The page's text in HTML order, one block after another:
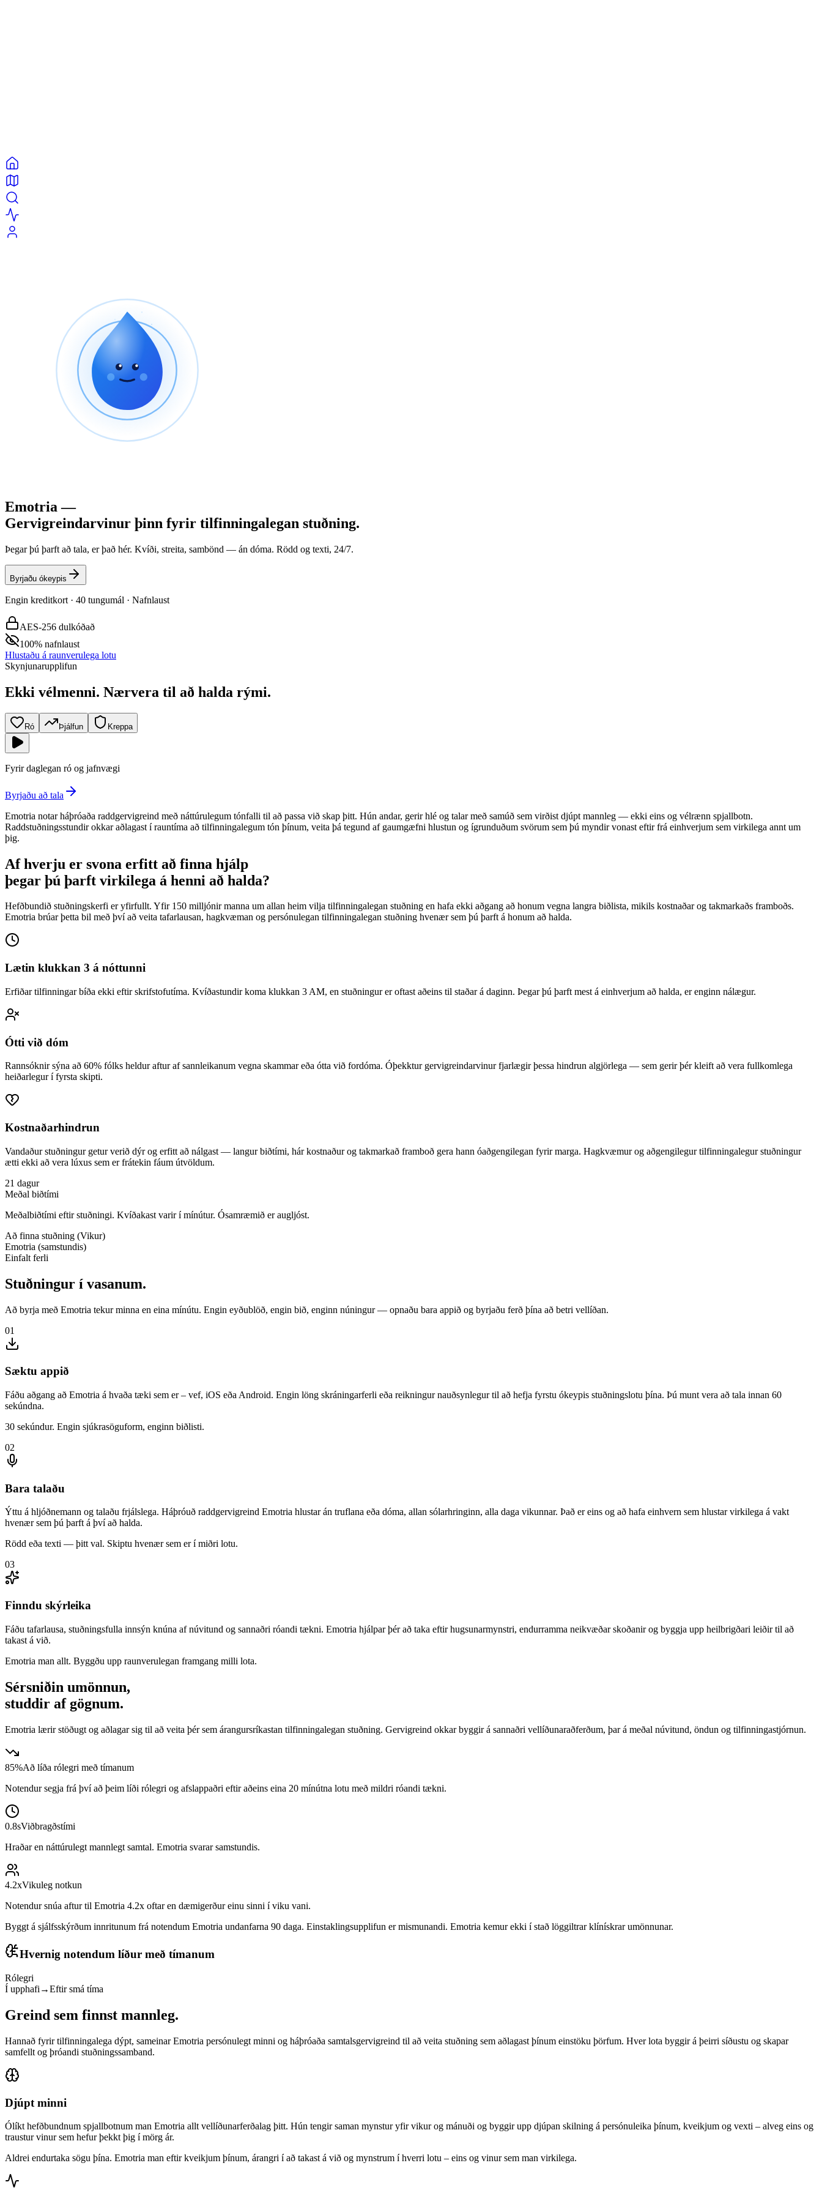
Emotria —
Gervigreindarvinur þinn fyrir tilfinningalegan stuðning.
Þegar þú þarft að tala, er það hér. Kvíði, streita, sambönd — án dóma. Rödd og texti, 24/7.
Byrjaðu ókeypis
Engin kreditkort · 40 tungumál · Nafnlaust
AES-256 dulkóðað
100% nafnlaust
Hlustaðu á raunverulega lotu
Skynjunarupplifun
Ekki vélmenni. Nærvera til að halda rými.
Ró Þjálfun Kreppa
Fyrir daglegan ró og jafnvægi
Byrjaðu að tala
Emotria notar háþróaða raddgervigreind með náttúrulegum tónfalli til að passa við skap þitt. Hún andar, gerir hlé og talar með samúð sem virðist djúpt mannleg — ekki eins og vélrænn spjallbotn.
Raddstuðningsstundir okkar aðlagast í rauntíma að tilfinningalegum tón þínum, veita þá tegund af gaumgæfni hlustun og ígrunduðum svörum sem þú myndir vonast eftir frá einhverjum sem virkilega annt um
þig.
Af hverju er svona erfitt að finna hjálp
þegar þú þarft virkilega á henni að halda?
Hefðbundið stuðningskerfi er yfirfullt. Yfir 150 milljónir manna um allan heim vilja tilfinningalegan stuðning en hafa ekki aðgang að honum vegna langra biðlista, mikils kostnaðar og takmarkaðs framboðs.
Emotria brúar þetta bil með því að veita tafarlausan, hagkvæman og persónulegan tilfinningalegan stuðning hvenær sem þú þarft á honum að halda.
Lætin klukkan 3 á nóttunni
Erfiðar tilfinningar bíða ekki eftir skrifstofutíma. Kvíðastundir koma klukkan 3 AM, en stuðningur er oftast aðeins til staðar á daginn. Þegar þú þarft mest á einhverjum að halda, er enginn nálægur.
Ótti við dóm
Rannsóknir sýna að 60% fólks heldur aftur af sannleikanum vegna skammar eða ótta við fordóma. Óþekktur gervigreindarvinur fjarlægir þessa hindrun algjörlega — sem gerir þér kleift að vera fullkomlega
heiðarlegur í fyrsta skipti.
Kostnaðarhindrun
Vandaður stuðningur getur verið dýr og erfitt að nálgast — langur biðtími, hár kostnaður og takmarkað framboð gera hann óaðgengilegan fyrir marga. Hagkvæmur og aðgengilegur tilfinningalegur stuðningur
ætti ekki að vera lúxus sem er frátekin fáum útvöldum.
21 dagur
Meðal biðtími
Meðalbiðtími eftir stuðningi. Kvíðakast varir í mínútur. Ósamræmið er augljóst.
Að finna stuðning (Vikur)
Emotria (samstundis)
Einfalt ferli
Stuðningur í vasanum.
Að byrja með Emotria tekur minna en eina mínútu. Engin eyðublöð, engin bið, enginn núningur — opnaðu bara appið og byrjaðu ferð þína að betri vellíðan.
01
Sæktu appið
Fáðu aðgang að Emotria á hvaða tæki sem er – vef, iOS eða Android. Engin löng skráningarferli eða reikningur nauðsynlegur til að hefja fyrstu ókeypis stuðningslotu þína. Þú munt vera að tala innan 60
sekúndna.
30 sekúndur. Engin sjúkrasöguform, enginn biðlisti.
02
Bara talaðu
Ýttu á hljóðnemann og talaðu frjálslega. Háþróuð raddgervigreind Emotria hlustar án truflana eða dóma, allan sólarhringinn, alla daga vikunnar. Það er eins og að hafa einhvern sem hlustar virkilega á vakt
hvenær sem þú þarft á því að halda.
Rödd eða texti — þitt val. Skiptu hvenær sem er í miðri lotu.
03
Finndu skýrleika
Fáðu tafarlausa, stuðningsfulla innsýn knúna af núvitund og sannaðri róandi tækni. Emotria hjálpar þér að taka eftir hugsunarmynstri, endurramma neikvæðar skoðanir og byggja upp heilbrigðari leiðir til að
takast á við.
Emotria man allt. Byggðu upp raunverulegan framgang milli lota.
Sérsniðin umönnun,
studdir af gögnum.
Emotria lærir stöðugt og aðlagar sig til að veita þér sem árangursríkastan tilfinningalegan stuðning. Gervigreind okkar byggir á sannaðri vellíðunaraðferðum, þar á meðal núvitund, öndun og tilfinningastjórnun.
85%Að líða rólegri með tímanum
Notendur segja frá því að þeim líði rólegri og afslappaðri eftir aðeins eina 20 mínútna lotu með mildri róandi tækni.
0.8sViðbragðstími
Hraðar en náttúrulegt mannlegt samtal. Emotria svarar samstundis.
4.2xVikuleg notkun
Notendur snúa aftur til Emotria 4.2x oftar en dæmigerður einu sinni í viku vani.
Byggt á sjálfsskýrðum innritunum frá notendum Emotria undanfarna 90 daga. Einstaklingsupplifun er mismunandi. Emotria kemur ekki í stað löggiltrar klínískrar umönnunar.
Hvernig notendum líður með tímanum
Rólegri
Í upphafi →Eftir smá tíma
Greind sem finnst mannleg.
Hannað fyrir tilfinningalega dýpt, sameinar Emotria persónulegt minni og háþróaða samtalsgervigreind til að veita stuðning sem aðlagast þínum einstöku þörfum. Hver lota byggir á þeirri síðustu og skapar
samfellt og þróandi stuðningssamband.
Djúpt minni
Ólíkt hefðbundnum spjallbotnum man Emotria allt vellíðunarferðalag þitt. Hún tengir saman mynstur yfir vikur og mánuði og byggir upp djúpan skilning á persónuleika þínum, kveikjum og vexti – alveg eins og
traustur vinur sem hefur þekkt þig í mörg ár.
Aldrei endurtaka sögu þína. Emotria man eftir kveikjum þínum, árangri í að takast á við og mynstrum í hverri lotu – eins og vinur sem man virkilega.